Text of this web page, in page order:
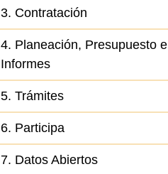
3. Contratación
4. Planeación, Presupuesto e
Informes
5. Trámites
6. Participa
7. Datos Abiertos